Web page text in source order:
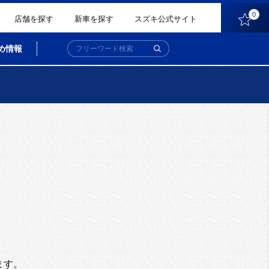
店舗を探す 新車を探す スズキ公式サイト 0
情報
す。